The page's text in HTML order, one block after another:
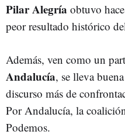
Pilar Alegría obtuvo
peor resultado histórico
Además, ven como un
Andalucía, se lleva
discurso más de
Por Andalucía, la
Podemos.